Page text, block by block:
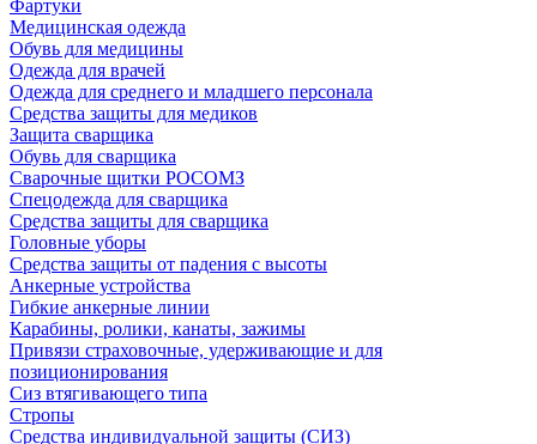
Фартуки
Медицинская одежда
Обувь для медицины
Одежда для врачей
Одежда для среднего и младшего персонала
Средства защиты для медиков
Защита сварщика
Обувь для сварщика
Сварочные щитки РОСОМЗ
Спецодежда для сварщика
Средства защиты для сварщика
Головные уборы
Средства защиты от падения с высоты
Анкерные устройства
Гибкие анкерные линии
Карабины, ролики, канаты, зажимы
Привязи страховочные, удерживающие и для
позиционирования
Сиз втягивающего типа
Стропы
Средства индивидуальной защиты (СИЗ)